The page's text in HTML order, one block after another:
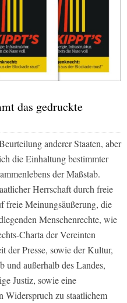
das gedruckte
anderer Staaten, aber
die Einhaltung bestimmter
der Maßstab.
Herrschaft durch freie
freie Meinungsäußerung, die
Menschenrechte, wie
Charta der Vereinten
der Presse, sowie der Kultur,
und außerhalb des Landes,
Justiz, sowie eine
Widerspruch zu staatlichem